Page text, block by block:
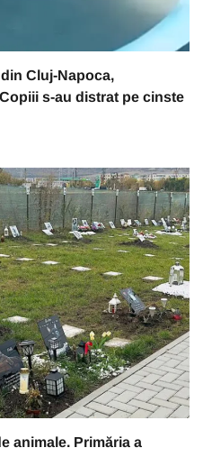
Cluj-Napoca,
s-au distrat pe cinste
animale. Primăria a